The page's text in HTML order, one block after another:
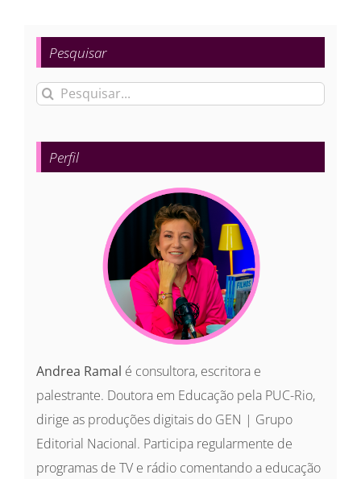
Pesquisar
Buscar
para:
Perfil
Andrea Ramal é consultora, escritora e
palestrante. Doutora em Educação pela PUC-Rio,
dirige as produções digitais do GEN | Grupo
Editorial Nacional. Participa regularmente de
programas de TV e rádio comentando a educação